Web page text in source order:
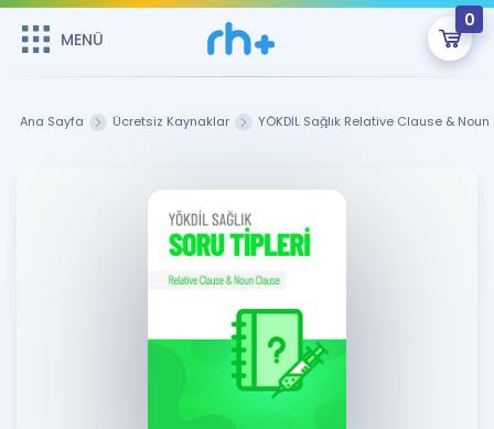
MENÜ
0
Şifremi Hatırlamıyorum
GİRİŞ YAP
ÜYE DEĞİLİM
Remzi Hoca ile seni sınava hazırlayacak onlarca eğitim seni
bekliyor!
MENÜ
Çalışma Paketleri
Kitaplar ve Kaynaklar
Ücretsiz Kaynaklar
Ana Sayfa Ücretsiz Kaynaklar YÖKDİL Sağlık Relative Clause &